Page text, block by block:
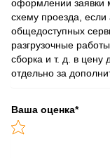
оформлении заявки
схему проезда,
общедоступных
разгрузочные
сборка и т. д. в цену
отдельно за
Ваша оценка*